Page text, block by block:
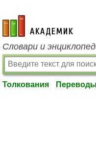
academic.ru
Словари и
Толкования Переводы